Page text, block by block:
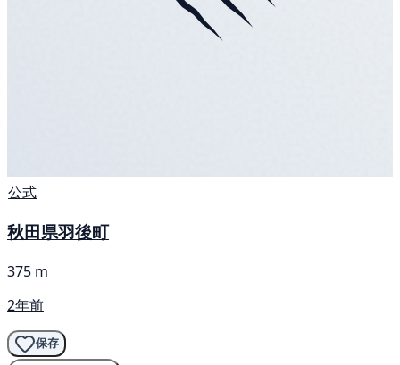
公式
秋田県羽後町
375 m
2年前
保存